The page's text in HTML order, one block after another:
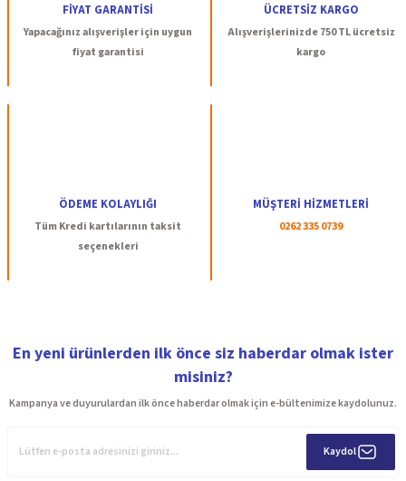
Ürün fiyatı diğer sitelerden daha pahalı.
FİYAT GARANTİSİ
Yapacağınız alışverişler için uygun
fiyat garantisi
ÜCRETSİZ KARGO
Alışverişlerinizde 750 TL ücretsiz
kargo
ÖDEME KOLAYLIĞI
Tüm Kredi kartılarının taksit
seçenekleri
MÜŞTERİ HİZMETLERİ
0262 335 0739
En yeni ürünlerden ilk önce siz haberdar olmak ister
misiniz?
Kampanya ve duyurulardan ilk önce haberdar olmak için e-bültenimize kaydolunuz.
Kaydol